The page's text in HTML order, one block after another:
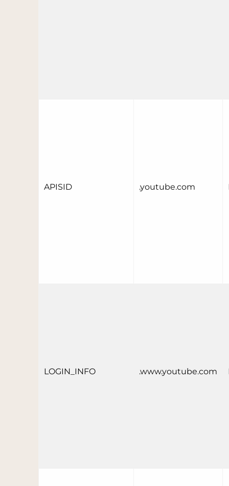
APISID .youtube.com
LOGIN_INFO .www.youtube.com